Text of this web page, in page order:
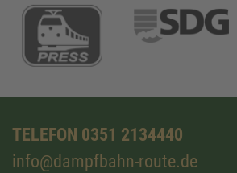
TELEFON 0351 2134440
info@dampfbahn-route.de